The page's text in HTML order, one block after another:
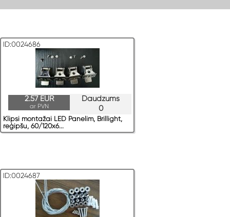
ID:0024686
Daudzums
0
2.57 EUR
ar PVN
Klipsi montažai LED Panelim, Brillight,
reģipšu, 60/120x6...
ID:0024687